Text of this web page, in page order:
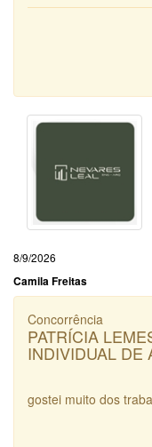
8/9/2026
Camila Freitas
Concorrência
PATRÍCIA
INDIVIDUAL DE
gostei muito dos